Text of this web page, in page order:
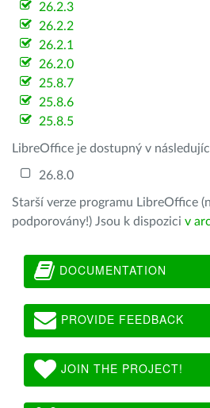
26.2.3
26.2.2
26.2.1
26.2.0
25.8.7
25.8.6
25.8.5
LibreOffice je dostupný v
26.8.0
Starší verze programu LibreOffice
podporovány!) Jsou k dispozici v
DOCUMENTATION
PROVIDE FEEDBACK
JOIN THE PROJECT!